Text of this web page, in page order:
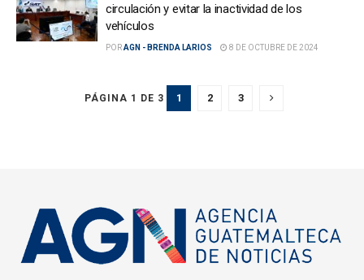
circulación y evitar la inactividad de los
vehículos
PORAGN - BRENDA LARIOS 8 DE OCTUBRE DE 2024
PÁGINA 1 DE 3 1 2 3